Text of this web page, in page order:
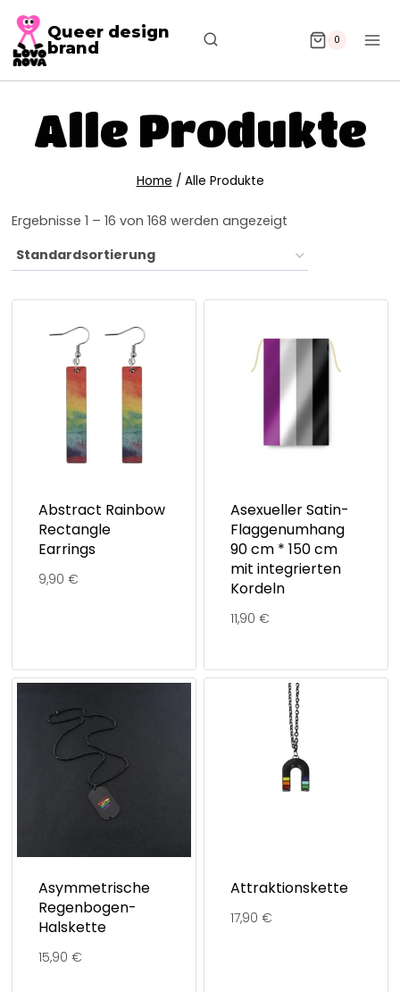
Queer design
brand
0
Alle Produkte
Home / Alle Produkte
Ergebnisse 1 – 16 von 168 werden angezeigt
Abstract Rainbow
Rectangle
Earrings
9,90 €
Asexueller Satin-
Flaggenumhang
90 cm * 150 cm
mit integrierten
Kordeln
11,90 €
Asymmetrische
Regenbogen-
Halskette
15,90 €
Attraktionskette
17,90 €